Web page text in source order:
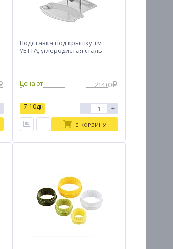
Подставка под крышку тм
VETTA, углеродистая сталь
Цена от 214.00
7-10дн - +
В КОРЗИНУ